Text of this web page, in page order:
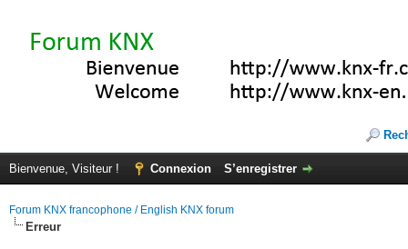
Bienvenue, Visiteur ! Connexion S’enregistrer
Forum KNX francophone / English KNX forum
Erreur